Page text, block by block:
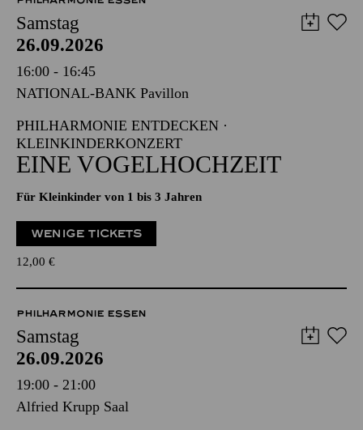
Samstag
26.09.2026
16:00 - 16:45
NATIONAL-BANK Pavillon
PHILHARMONIE ENTDECKEN ·
KLEINKINDERKONZERT
EINE VOGELHOCHZEIT
Für Kleinkinder von 1 bis 3 Jahren
WENIGE TICKETS
12,00 €
PHILHARMONIE ESSEN
Samstag
26.09.2026
19:00 - 21:00
Alfried Krupp Saal